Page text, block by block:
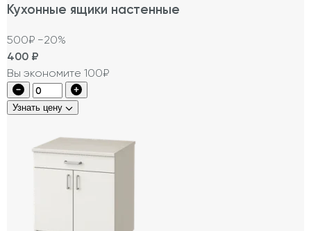
Кухонные ящики настенные
500₽ −20%
400 ₽
Вы экономите 100₽
Узнать цену